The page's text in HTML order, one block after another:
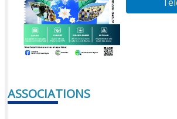
ASSOCIATIONS